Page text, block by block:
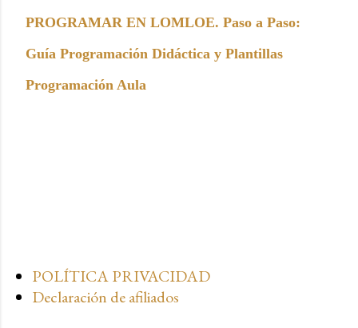
PROGRAMAR EN LOMLOE. Paso a Paso:
Guía Programación Didáctica y Plantillas
Programación Aula
POLÍTICA PRIVACIDAD
Declaración de afiliados